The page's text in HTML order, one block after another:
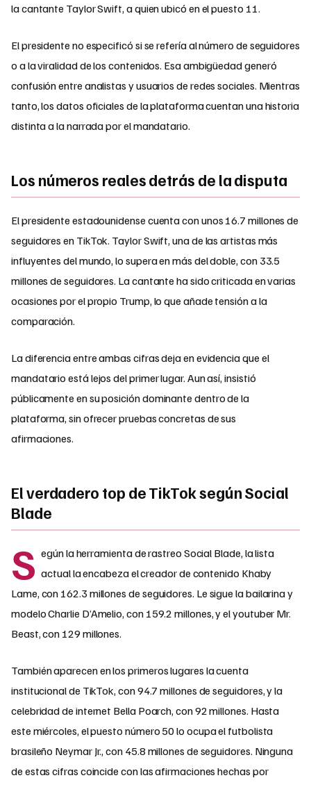
la cantante Taylor Swift, a quien ubicó en el puesto 11.
El presidente no especificó si se refería al número de seguidores
o a la viralidad de los contenidos. Esa ambigüedad generó
confusión entre analistas y usuarios de redes sociales. Mientras
tanto, los datos oficiales de la plataforma cuentan una historia
distinta a la narrada por el mandatario.
Los números reales detrás de la disputa
El presidente estadounidense cuenta con unos 16.7 millones de
seguidores en TikTok. Taylor Swift, una de las artistas más
influyentes del mundo, lo supera en más del doble, con 33.5
millones de seguidores. La cantante ha sido criticada en varias
ocasiones por el propio Trump, lo que añade tensión a la
comparación.
La diferencia entre ambas cifras deja en evidencia que el
mandatario está lejos del primer lugar. Aun así, insistió
públicamente en su posición dominante dentro de la
plataforma, sin ofrecer pruebas concretas de sus
afirmaciones.
El verdadero top de TikTok según Social
Blade
S egún la herramienta de rastreo Social Blade, la lista
actual la encabeza el creador de contenido Khaby
Lame, con 162.3 millones de seguidores. Le sigue la bailarina y
modelo Charlie D’Amelio, con 159.2 millones, y el youtuber Mr.
Beast, con 129 millones.
También aparecen en los primeros lugares la cuenta
institucional de TikTok, con 94.7 millones de seguidores, y la
celebridad de internet Bella Poarch, con 92 millones. Hasta
este miércoles, el puesto número 50 lo ocupa el futbolista
brasileño Neymar Jr., con 45.8 millones de seguidores. Ninguna
de estas cifras coincide con las afirmaciones hechas por